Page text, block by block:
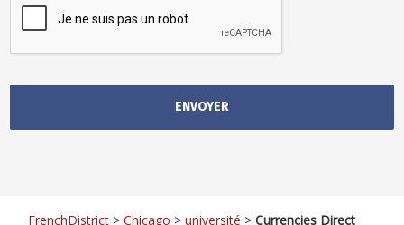
FrenchDistrict >Chicago >université >Currencies Direct